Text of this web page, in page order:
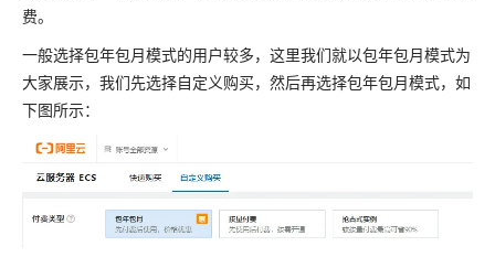
费。
一般选择包年包月模式的用户较多，这里我们就以包年包月模式为
大家展示，我们先选择自定义购买，然后再选择包年包月模式，如
下图所示：